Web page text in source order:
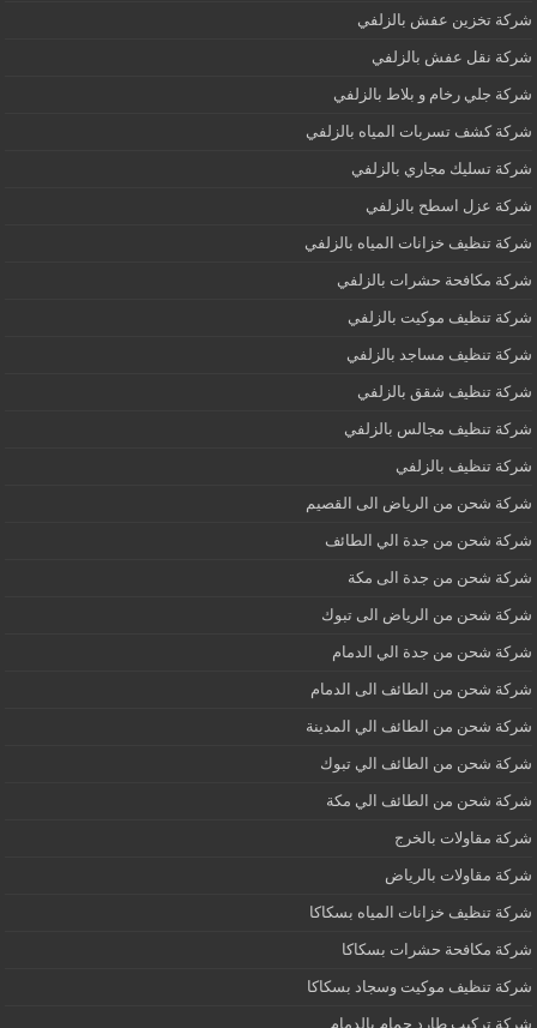
شركة تخزين عفش بالزلفي
شركة نقل عفش بالزلفي
شركة جلي رخام و بلاط بالزلفي
شركة كشف تسربات المياه بالزلفي
شركة تسليك مجاري بالزلفي
شركة عزل اسطح بالزلفي
شركة تنظيف خزانات المياه بالزلفي
شركة مكافحة حشرات بالزلفي
شركة تنظيف موكيت بالزلفي
شركة تنظيف مساجد بالزلفي
شركة تنظيف شقق بالزلفي
شركة تنظيف مجالس بالزلفي
شركة تنظيف بالزلفي
شركة شحن من الرياض الى القصيم
شركة شحن من جدة الي الطائف
شركة شحن من جدة الى مكة
شركة شحن من الرياض الى تبوك
شركة شحن من جدة الي الدمام
شركة شحن من الطائف الى الدمام
شركة شحن من الطائف الي المدينة
شركة شحن من الطائف الي تبوك
شركة شحن من الطائف الي مكة
شركة مقاولات بالخرج
شركة مقاولات بالرياض
شركة تنظيف خزانات المياه بسكاكا
شركة مكافحة حشرات بسكاكا
شركة تنظيف موكيت وسجاد بسكاكا
شركة تركيب طارد حمام بالدمام